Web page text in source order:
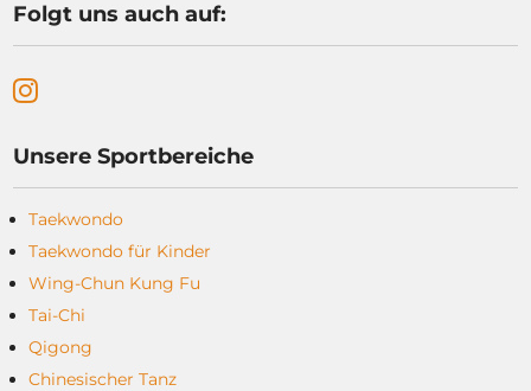
Folgt uns auch auf:
Unsere Sportbereiche
Taekwondo
Taekwondo für Kinder
Wing-Chun Kung Fu
Tai-Chi
Qigong
Chinesischer Tanz